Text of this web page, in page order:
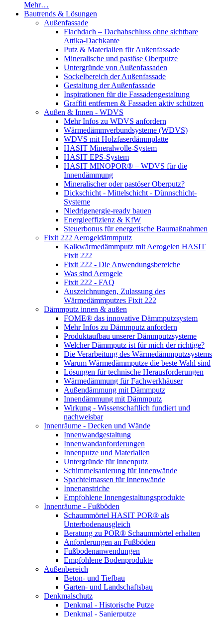
Mehr…
Bautrends & Lösungen
Außenfassade
Flachdach – Dachabschluss ohne sichtbare
Attika-Dachkante
Putz & Materialien für Außenfassade
Mineralische und pastöse Oberputze
Untergründe von Außenfassaden
Sockelbereich der Außenfassade
Gestaltung der Außenfassade
Inspirationen für die Fassadengestaltung
Graffiti entfernen & Fassaden aktiv schützen
Außen & Innen - WDVS
Mehr Infos zu WDVS anfordern
Wärmedämmverbundsysteme (WDVS)
WDVS mit Holzfaserdämmplatte
HASIT Mineralwolle-System
HASIT EPS-System
HASIT MINOPOR® – WDVS für die
Innendämmung
Mineralischer oder pastöser Oberputz?
Dickschicht - Mittelschicht - Dünnschicht-
Systeme
Niedrigenergie-ready bauen
Energieeffizienz & KfW
Steuerbonus für energetische Baumaßnahmen
Fixit 222 Aerogeldämmputz
Kalkwärmedämmputz mit Aerogelen HASIT
Fixit 222
Fixit 222 - Die Anwendungsbereiche
Was sind Aerogele
Fixit 222 - FAQ
Auszeichnungen, Zulassung des
Wärmedämmputzes Fixit 222
Dämmputz innen & außen
FOME® das innovative Dämmputzsystem
Mehr Infos zu Dämmputz anfordern
Produktaufbau unserer Dämmputzsysteme
Welcher Dämmputz ist für mich der richtige?
Die Verarbeitung des Wärmedämmputzsystems
Warum Wärmedämmputze die beste Wahl sind
Lösungen für technische Herausforderungen
Wärmedämmung für Fachwerkhäuser
Außendämmung mit Dämmputz
Innendämmung mit Dämmputz
Wirkung - Wissenschaftlich fundiert und
nachweisbar
Innenräume - Decken und Wände
Innenwandgestaltung
Innenwandanforderungen
Innenputze und Materialien
Untergründe für Innenputz
Schimmelsanierung für Innenwände
Spachtelmassen für Innenwände
Innenanstriche
Empfohlene Innengestaltungsprodukte
Innenräume - Fußböden
Schaummörtel HASIT POR® als
Unterbodenausgleich
Beratung zu POR® Schaummörtel erhalten
Anforderungen an Fußböden
Fußbodenanwendungen
Empfohlene Bodenprodukte
Außenbereich
Beton- und Tiefbau
Garten- und Landschaftsbau
Denkmalschutz
Denkmal - Historische Putze
Denkmal - Sanierputze